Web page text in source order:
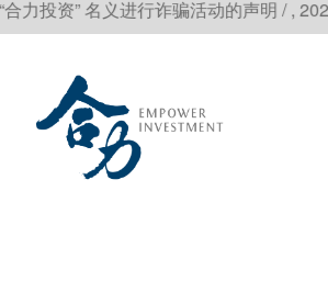
力投资” 名义进行诈骗活动的声明 / ,